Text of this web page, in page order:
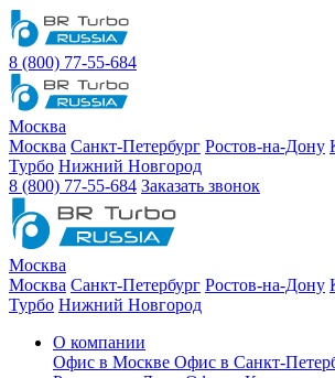
8 (800) 77-55-684
Москва
Москва Санкт-Петербург Ростов-на-Дону
Турбо Нижний Новгород
8 (800) 77-55-684 Заказать звонок
Москва
Москва Санкт-Петербург Ростов-на-Дону
Турбо Нижний Новгород
О компании
Офис в Москве Офис в Санкт-